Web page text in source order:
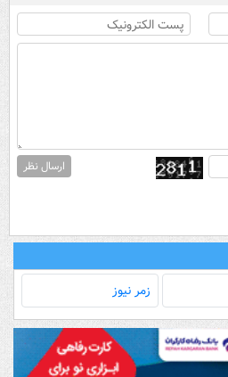
ارسال نظر
زمر نیوز